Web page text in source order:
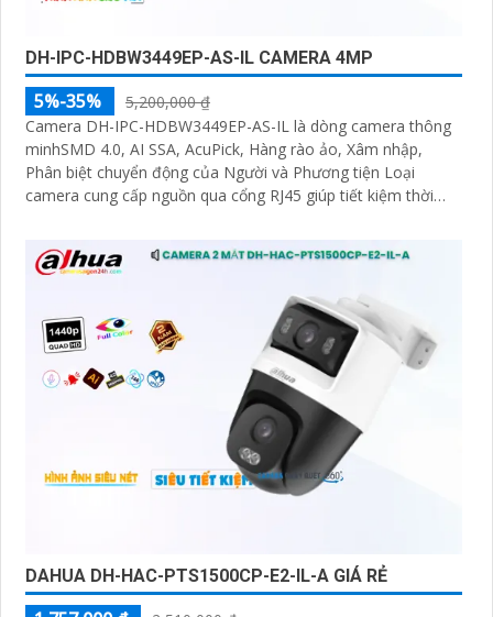
DH-IPC-HDBW3449EP-AS-IL CAMERA 4MP
5%-35%
5,200,000 ₫
Camera DH-IPC-HDBW3449EP-AS-IL là dòng camera thông
minhSMD 4.0, AI SSA, AcuPick, Hàng rào ảo, Xâm nhập,
Phân biệt chuyển động của Người và Phương tiện Loại
camera cung cấp nguồn qua cổng RJ45 giúp tiết kiệm thời
DAHUA DH-HAC-PTS1500CP-E2-IL-A GIÁ RẺ